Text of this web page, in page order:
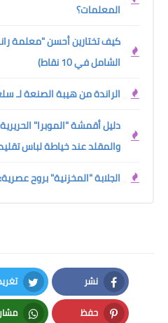
المعلمات؟
كيف تختارين أحسن "معلمة
الشامل في 10 نقاط)
الراندة من هيبة الصنعة لـ
دليل أقمشة "الموبرا"
والمقلد عند خياطة لباس
الجلابة "المخزنية" بروح
نشر
Facebook
حفظ